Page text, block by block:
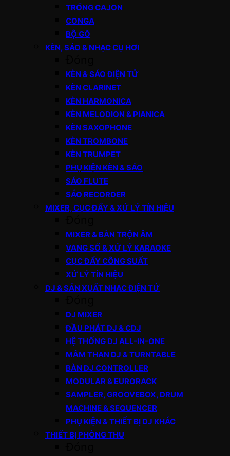
TRỐNG CAJON
CONGA
BỘ GÕ
KÈN, SÁO & NHẠC CỤ HƠI
KÈN & SÁO ĐIỆN TỬ
KÈN CLARINET
KÈN HARMONICA
KÈN MELODION & PIANICA
KÈN SAXOPHONE
KÈN TROMBONE
KÈN TRUMPET
PHỤ KIỆN KÈN & SÁO
SÁO FLUTE
SÁO RECORDER
MIXER, CỤC ĐẨY & XỬ LÝ TÍN HIỆU
MIXER & BÀN TRỘN ÂM
VANG SỐ & XỬ LÝ KARAOKE
CỤC ĐẨY CÔNG SUẤT
XỬ LÝ TÍN HIỆU
DJ & SẢN XUẤT NHẠC ĐIỆN TỬ
DJ MIXER
ĐẦU PHÁT DJ & CDJ
HỆ THỐNG DJ ALL-IN-ONE
MÂM THAN DJ & TURNTABLE
BÀN DJ CONTROLLER
MODULAR & EURORACK
SAMPLER, GROOVEBOX, DRUM
MACHINE & SEQUENCER
PHỤ KIỆN & THIẾT BỊ DJ KHÁC
THIẾT BỊ PHÒNG THU